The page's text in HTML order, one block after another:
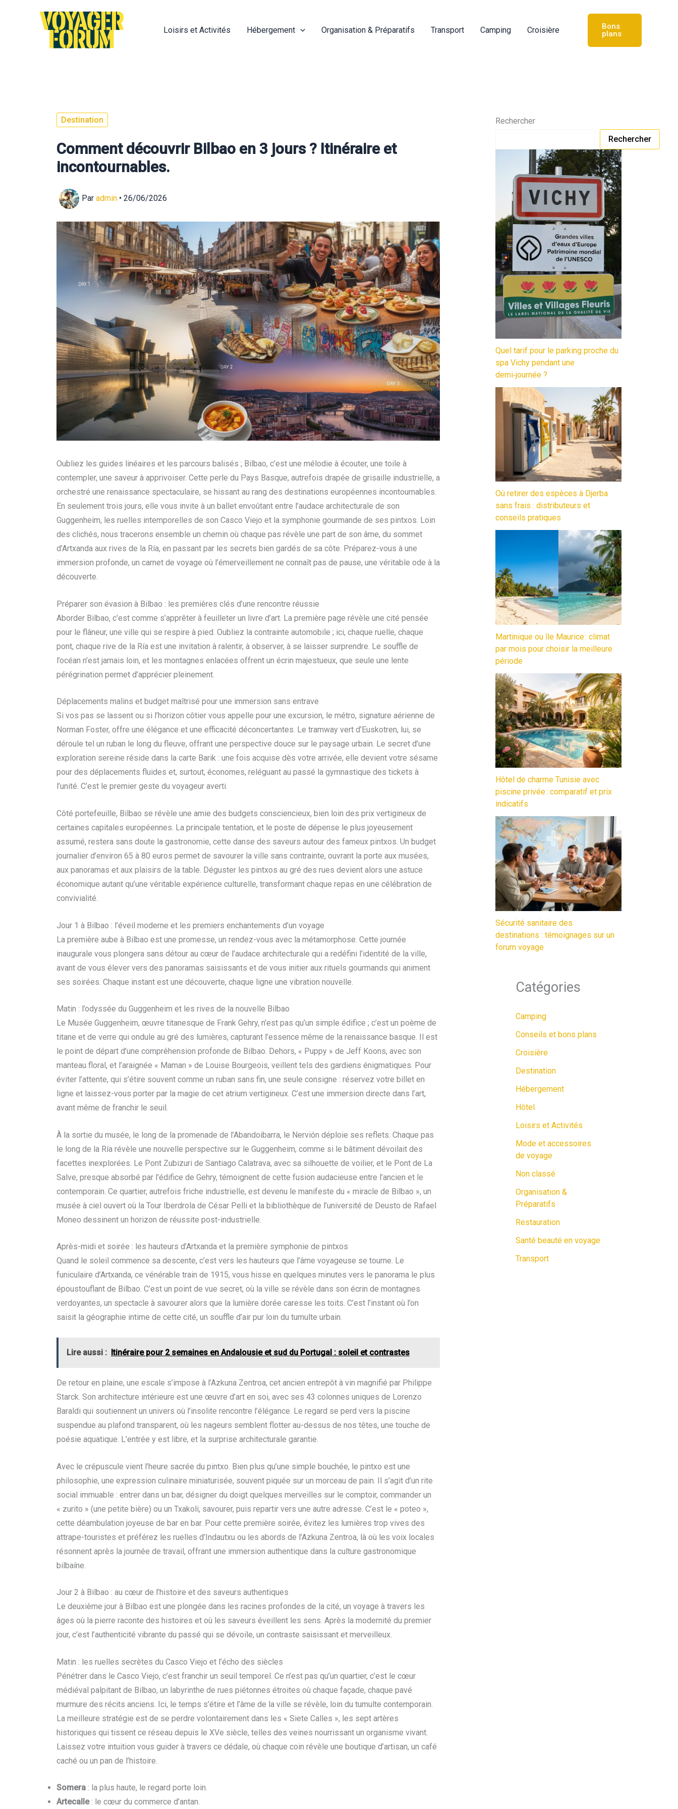
Loisirs et Activités Hébergement Organisation & Préparatifs Transport Camping Croisière
Bons
plans
Destination
Comment découvrir Bilbao en 3 jours ? Itinéraire et
incontournables.
Par admin • 26/06/2026
Oubliez les guides linéaires et les parcours balisés ; Bilbao, c’est une mélodie à écouter, une toile à
contempler, une saveur à apprivoiser. Cette perle du Pays Basque, autrefois drapée de grisaille industrielle, a
orchestré une renaissance spectaculaire, se hissant au rang des destinations européennes incontournables.
En seulement trois jours, elle vous invite à un ballet envoûtant entre l’audace architecturale de son
Guggenheim, les ruelles intemporelles de son Casco Viejo et la symphonie gourmande de ses pintxos. Loin
des clichés, nous tracerons ensemble un chemin où chaque pas révèle une part de son âme, du sommet
d’Artxanda aux rives de la Ría, en passant par les secrets bien gardés de sa côte. Préparez-vous à une
immersion profonde, un carnet de voyage où l’émerveillement ne connaît pas de pause, une véritable ode à la
découverte.
Préparer son évasion à Bilbao : les premières clés d’une rencontre réussie
Aborder Bilbao, c’est comme s’apprêter à feuilleter un livre d’art. La première page révèle une cité pensée
pour le flâneur, une ville qui se respire à pied. Oubliez la contrainte automobile ; ici, chaque ruelle, chaque
pont, chaque rive de la Ría est une invitation à ralentir, à observer, à se laisser surprendre. Le souffle de
l’océan n’est jamais loin, et les montagnes enlacées offrent un écrin majestueux, que seule une lente
pérégrination permet d’apprécier pleinement.
Déplacements malins et budget maîtrisé pour une immersion sans entrave
Si vos pas se lassent ou si l’horizon côtier vous appelle pour une excursion, le métro, signature aérienne de
Norman Foster, offre une élégance et une efficacité déconcertantes. Le tramway vert d’Euskotren, lui, se
déroule tel un ruban le long du fleuve, offrant une perspective douce sur le paysage urbain. Le secret d’une
exploration sereine réside dans la carte Barik : une fois acquise dès votre arrivée, elle devient votre sésame
pour des déplacements fluides et, surtout, économes, reléguant au passé la gymnastique des tickets à
l’unité. C’est le premier geste du voyageur averti.
Côté portefeuille, Bilbao se révèle une amie des budgets consciencieux, bien loin des prix vertigineux de
certaines capitales européennes. La principale tentation, et le poste de dépense le plus joyeusement
assumé, restera sans doute la gastronomie, cette danse des saveurs autour des fameux pintxos. Un budget
journalier d’environ 65 à 80 euros permet de savourer la ville sans contrainte, ouvrant la porte aux musées,
aux panoramas et aux plaisirs de la table. Déguster les pintxos au gré des rues devient alors une astuce
économique autant qu’une véritable expérience culturelle, transformant chaque repas en une célébration de
convivialité.
Jour 1 à Bilbao : l’éveil moderne et les premiers enchantements d’un voyage
La première aube à Bilbao est une promesse, un rendez-vous avec la métamorphose. Cette journée
inaugurale vous plongera sans détour au cœur de l’audace architecturale qui a redéfini l’identité de la ville,
avant de vous élever vers des panoramas saisissants et de vous initier aux rituels gourmands qui animent
ses soirées. Chaque instant est une découverte, chaque ligne une vibration nouvelle.
Matin : l’odyssée du Guggenheim et les rives de la nouvelle Bilbao
Le Musée Guggenheim, œuvre titanesque de Frank Gehry, n’est pas qu’un simple édifice ; c’est un poème de
titane et de verre qui ondule au gré des lumières, capturant l’essence même de la renaissance basque. Il est
le point de départ d’une compréhension profonde de Bilbao. Dehors, « Puppy » de Jeff Koons, avec son
manteau floral, et l’araignée « Maman » de Louise Bourgeois, veillent tels des gardiens énigmatiques. Pour
éviter l’attente, qui s’étire souvent comme un ruban sans fin, une seule consigne : réservez votre billet en
ligne et laissez-vous porter par la magie de cet atrium vertigineux. C’est une immersion directe dans l’art,
avant même de franchir le seuil.
À la sortie du musée, le long de la promenade de l’Abandoibarra, le Nervión déploie ses reflets. Chaque pas
le long de la Ría révèle une nouvelle perspective sur le Guggenheim, comme si le bâtiment dévoilait des
facettes inexplorées. Le Pont Zubizuri de Santiago Calatrava, avec sa silhouette de voilier, et le Pont de La
Salve, presque absorbé par l’édifice de Gehry, témoignent de cette fusion audacieuse entre l’ancien et le
contemporain. Ce quartier, autrefois friche industrielle, est devenu le manifeste du « miracle de Bilbao », un
musée à ciel ouvert où la Tour Iberdrola de César Pelli et la bibliothèque de l’université de Deusto de Rafael
Moneo dessinent un horizon de réussite post-industrielle.
Après-midi et soirée : les hauteurs d’Artxanda et la première symphonie de pintxos
Quand le soleil commence sa descente, c’est vers les hauteurs que l’âme voyageuse se tourne. Le
funiculaire d’Artxanda, ce vénérable train de 1915, vous hisse en quelques minutes vers le panorama le plus
époustouflant de Bilbao. C’est un point de vue secret, où la ville se révèle dans son écrin de montagnes
verdoyantes, un spectacle à savourer alors que la lumière dorée caresse les toits. C’est l’instant où l’on
saisit la géographie intime de cette cité, un souffle d’air pur loin du tumulte urbain.
Lire aussi : Itinéraire pour 2 semaines en Andalousie et sud du Portugal : soleil et contrastes
De retour en plaine, une escale s’impose à l’Azkuna Zentroa, cet ancien entrepôt à vin magnifié par Philippe
Starck. Son architecture intérieure est une œuvre d’art en soi, avec ses 43 colonnes uniques de Lorenzo
Baraldi qui soutiennent un univers où l’insolite rencontre l’élégance. Le regard se perd vers la piscine
suspendue au plafond transparent, où les nageurs semblent flotter au-dessus de nos têtes, une touche de
poésie aquatique. L’entrée y est libre, et la surprise architecturale garantie.
Avec le crépuscule vient l’heure sacrée du pintxo. Bien plus qu’une simple bouchée, le pintxo est une
philosophie, une expression culinaire miniaturisée, souvent piquée sur un morceau de pain. Il s’agit d’un rite
social immuable : entrer dans un bar, désigner du doigt quelques merveilles sur le comptoir, commander un
« zurito » (une petite bière) ou un Txakoli, savourer, puis repartir vers une autre adresse. C’est le « poteo »,
cette déambulation joyeuse de bar en bar. Pour cette première soirée, évitez les lumières trop vives des
attrape-touristes et préférez les ruelles d’Indautxu ou les abords de l’Azkuna Zentroa, là où les voix locales
résonnent après la journée de travail, offrant une immersion authentique dans la culture gastronomique
bilbaíne.
Jour 2 à Bilbao : au cœur de l’histoire et des saveurs authentiques
Le deuxième jour à Bilbao est une plongée dans les racines profondes de la cité, un voyage à travers les
âges où la pierre raconte des histoires et où les saveurs éveillent les sens. Après la modernité du premier
jour, c’est l’authenticité vibrante du passé qui se dévoile, un contraste saisissant et merveilleux.
Matin : les ruelles secrètes du Casco Viejo et l’écho des siècles
Pénétrer dans le Casco Viejo, c’est franchir un seuil temporel. Ce n’est pas qu’un quartier, c’est le cœur
médiéval palpitant de Bilbao, un labyrinthe de rues piétonnes étroites où chaque façade, chaque pavé
murmure des récits anciens. Ici, le temps s’étire et l’âme de la ville se révèle, loin du tumulte contemporain.
La meilleure stratégie est de se perdre volontairement dans les « Siete Calles », les sept artères
historiques qui tissent ce réseau depuis le XVe siècle, telles des veines nourrissant un organisme vivant.
Laissez votre intuition vous guider à travers ce dédale, où chaque coin révèle une boutique d’artisan, un café
caché ou un pan de l’histoire.
Somera : la plus haute, le regard porte loin.
Artecalle: le cœur du commerce d’antan.
Rechercher
Rechercher
Quel tarif pour le parking proche du
spa Vichy pendant une
demi‑journée ?
Où retirer des espèces à Djerba
sans frais : distributeurs et
conseils pratiques
Martinique ou île Maurice : climat
par mois pour choisir la meilleure
période
Hôtel de charme Tunisie avec
piscine privée : comparatif et prix
indicatifs
Sécurité sanitaire des
destinations : témoignages sur un
forum voyage
Catégories
Camping
Conseils et bons plans
Croisière
Destination
Hébergement
Hôtel
Loisirs et Activités
Mode et accessoires
de voyage
Non classé
Organisation &
Préparatifs
Restauration
Santé beauté en voyage
Transport